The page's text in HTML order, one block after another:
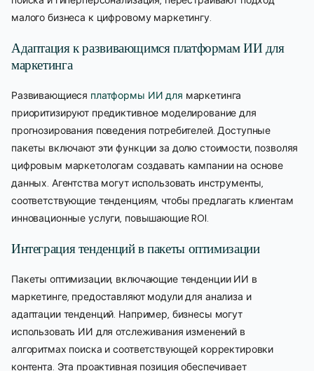
малого бизнеса к цифровому маркетингу.
Адаптация к развивающимся платформам ИИ для
маркетинга
Развивающиеся платформы ИИ для маркетинга
приоритизируют предиктивное моделирование для
прогнозирования поведения потребителей. Доступные
пакеты включают эти функции за долю стоимости, позволяя
цифровым маркетологам создавать кампании на основе
данных. Агентства могут использовать инструменты,
соответствующие тенденциям, чтобы предлагать клиентам
инновационные услуги, повышающие ROI.
Интеграция тенденций в пакеты оптимизации
Пакеты оптимизации, включающие тенденции ИИ в
маркетинге, предоставляют модули для анализа и
адаптации тенденций. Например, бизнесы могут
использовать ИИ для отслеживания изменений в
алгоритмах поиска и соответствующей корректировки
контента. Эта проактивная позиция обеспечивает